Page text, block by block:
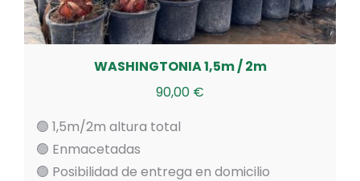
WASHINGTONIA 1,5m / 2m
90,00 €
🟢 1,5m/2m altura total
🟢 Enmacetadas
🟢 Posibilidad de entrega en domicilio